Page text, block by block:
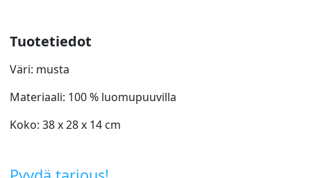
Tuotetiedot
Väri: musta
Materiaali: 100 % luomupuuvilla
Koko: 38 x 28 x 14 cm